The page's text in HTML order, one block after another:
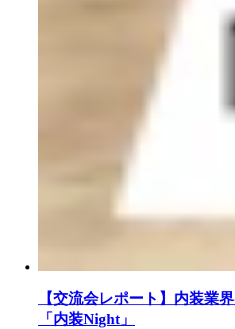
【交流会レポート】内装業
「内装Night」